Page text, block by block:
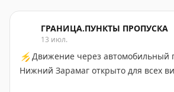
ГРАНИЦА.ПУНКТЫ ПРОПУСКА
13 июл.
⚡ Движение через автомобильный
Нижний Зарамаг открыто для всех